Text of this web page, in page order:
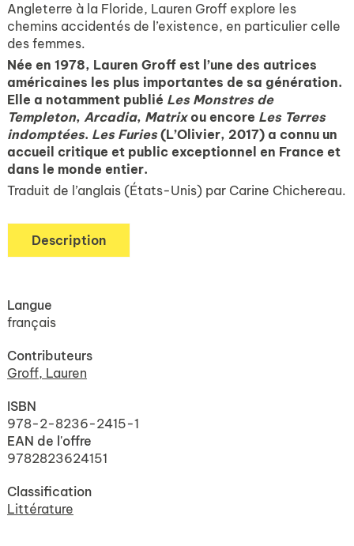
Angleterre à la Floride, Lauren Groff explore les
chemins accidentés de l’existence, en particulier celle
des femmes.
Née en 1978, Lauren Groff est l’une des autrices
américaines les plus importantes de sa génération.
Elle a notamment publié Les Monstres de
Templeton, Arcadia, Matrixou encore Les Terres
indomptées. Les Furies(L’Olivier, 2017) a connu un
accueil critique et public exceptionnel en France et
dans le monde entier.
Traduit de l’anglais (États-Unis) par Carine Chichereau.
Description
Langue
français
Contributeurs
Groff, Lauren
ISBN
978-2-8236-2415-1
EAN de l'offre
9782823624151
Classification
Littérature